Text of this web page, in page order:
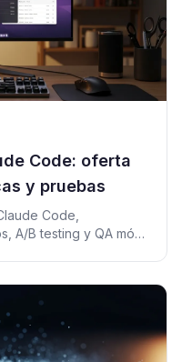
Code: oferta
y pruebas
Code,
A/B testing y QA móvil